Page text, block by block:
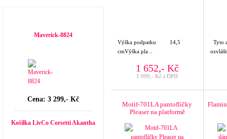
Maverick-8824
Cena: 3 299,- Kč
Košilka LivCo Corsetti Akantha
Výška podpatku 14,5
cmVýška pla ..
1 652,- Kč
1 999,- Kč s DPH
Tyto
Motif-701LA pantoflíčky
Pleaser na platformě